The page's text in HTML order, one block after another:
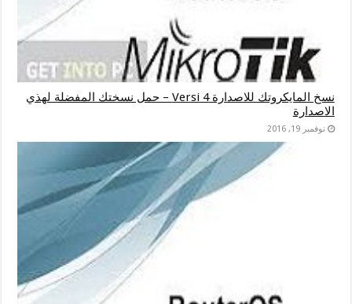
نسخ المايكروتك للاصدارة Versi 4 – حمل نسختك المفضلة لهذي
الاصدارة
نوفمبر 19, 2016